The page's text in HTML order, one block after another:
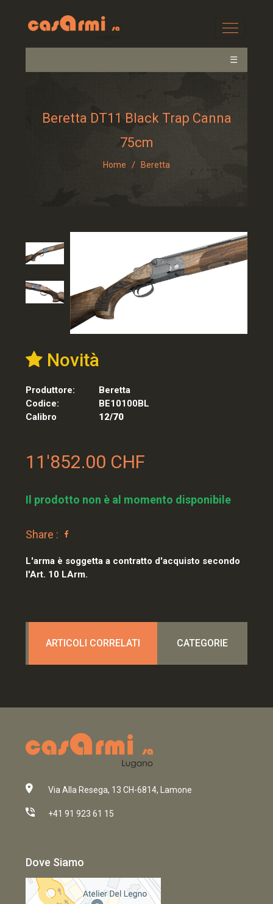
☰
Beretta DT11 Black Trap Canna
75cm
Home / Beretta
Novità
Produttore:
Beretta
Codice:
BE10100BL
Calibro
12/70
11'852.00 CHF
Il prodotto non è al momento disponibile
Share :
L'arma è soggetta a contratto d'acquisto secondo
l'Art. 10 LArm.
ARTICOLI CORRELATI CATEGORIE
Via Alla Resega, 13 CH-6814, Lamone
+41 91 923 61 15
Dove Siamo